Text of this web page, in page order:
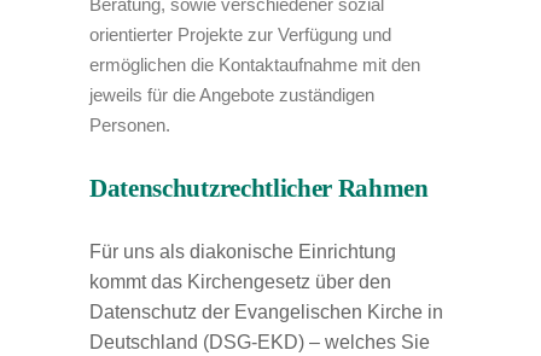
Beratung, sowie verschiedener sozial
orientierter Projekte zur Verfügung und
ermöglichen die Kontaktaufnahme mit den
jeweils für die Angebote zuständigen
Personen.
Datenschutzrechtlicher Rahmen
Für uns als diakonische Einrichtung
kommt das Kirchengesetz über den
Datenschutz der Evangelischen Kirche in
Deutschland (DSG-EKD) – welches Sie